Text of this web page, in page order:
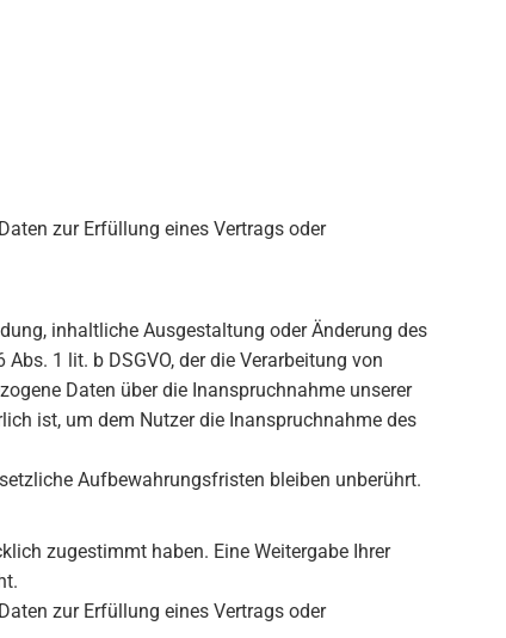
zur Erfüllung eines Vertrags oder
inhaltliche Ausgestaltung oder Änderung des
1 lit. b DSGVO, der die Verarbeitung von
Daten über die Inanspruchnahme unserer
ist, um dem Nutzer die Inanspruchnahme des
Aufbewahrungsfristen bleiben unberührt.
zugestimmt haben. Eine Weitergabe Ihrer
zur Erfüllung eines Vertrags oder